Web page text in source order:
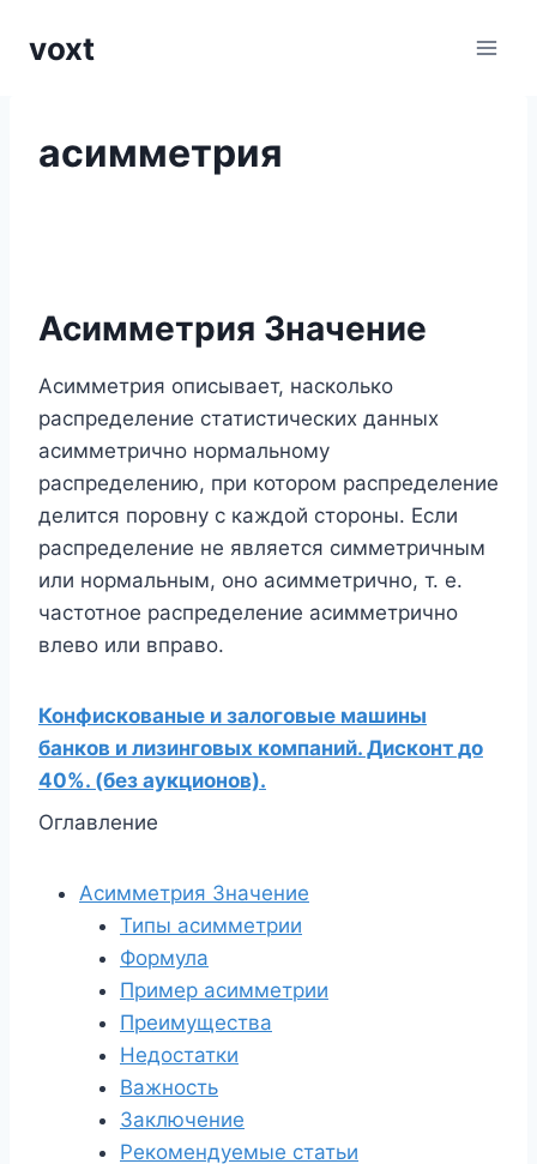
voxt
асимметрия
Асимметрия Значение
Асимметрия описывает, насколько
распределение статистических данных
асимметрично нормальному
распределению, при котором распределение
делится поровну с каждой стороны. Если
распределение не является симметричным
или нормальным, оно асимметрично, т. е.
частотное распределение асимметрично
влево или вправо.
Конфискованые и залоговые машины
банков и лизинговых компаний. Дисконт до
40%. (без аукционов).
Оглавление
Асимметрия Значение
Типы асимметрии
Формула
Пример асимметрии
Преимущества
Недостатки
Важность
Заключение
Рекомендуемые статьи